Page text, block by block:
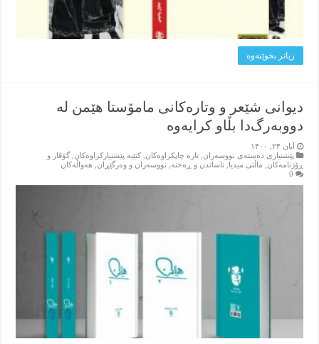
زیاتر بخوێنه‌وه‌
دیوانی شێعر و وتارەکانی مامۆستا هێمن لە
دووبەرگ‌دا بڵاو کرایەوە
آبان ۲۴, ۱۴۰۰
پێشنیاری ده‌سته‌ی نووسه‌ران ,تازه‌ چاپکراوه‌کان ,کتێبه‌ پێشنیارکراوه‌کان ,گۆڤار و
ڕۆژنامه‌کان
ماڵتی میدیا ناساندن و ڕه‌خنه‌ نووسه‌ران و وه‌رگێڕان
هه‌واڵه‌کان
0